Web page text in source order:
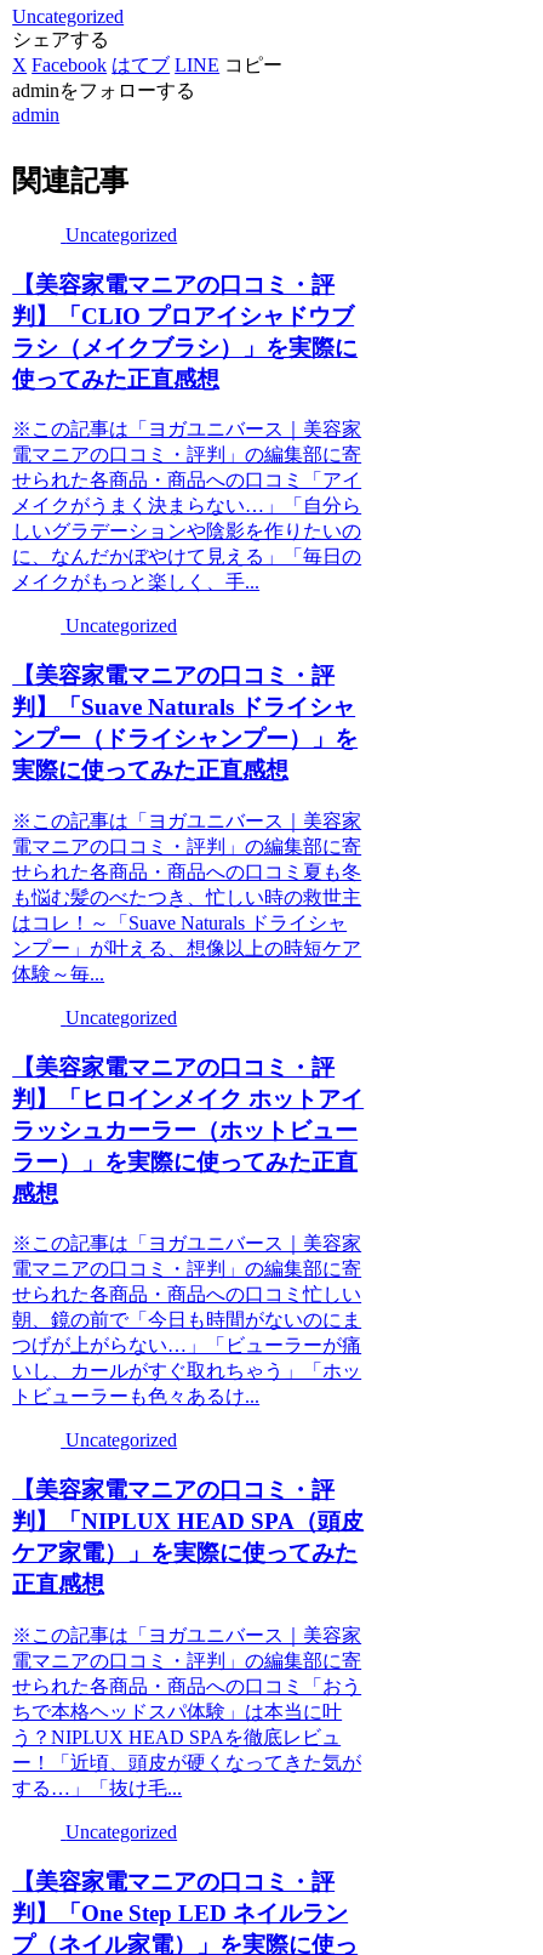
Uncategorized
シェアする
X Facebook はてブ LINE コピー
adminをフォローする
admin
関連記事
Uncategorized
【美容家電マニアの口コミ・評
判】「CLIO プロアイシャドウブ
ラシ（メイクブラシ）」を実際に
使ってみた正直感想
※この記事は「ヨガユニバース｜美容家
電マニアの口コミ・評判」の編集部に寄
せられた各商品・商品への口コミ「アイ
メイクがうまく決まらない…」「自分ら
しいグラデーションや陰影を作りたいの
に、なんだかぼやけて見える」「毎日の
メイクがもっと楽しく、手...
Uncategorized
【美容家電マニアの口コミ・評
判】「Suave Naturals ドライシャ
ンプー（ドライシャンプー）」を
実際に使ってみた正直感想
※この記事は「ヨガユニバース｜美容家
電マニアの口コミ・評判」の編集部に寄
せられた各商品・商品への口コミ夏も冬
も悩む髪のべたつき、忙しい時の救世主
はコレ！～「Suave Naturals ドライシャ
ンプー」が叶える、想像以上の時短ケア
体験～毎...
Uncategorized
【美容家電マニアの口コミ・評
判】「ヒロインメイク ホットアイ
ラッシュカーラー（ホットビュー
ラー）」を実際に使ってみた正直
感想
※この記事は「ヨガユニバース｜美容家
電マニアの口コミ・評判」の編集部に寄
せられた各商品・商品への口コミ忙しい
朝、鏡の前で「今日も時間がないのにま
つげが上がらない…」「ビューラーが痛
いし、カールがすぐ取れちゃう」「ホッ
トビューラーも色々あるけ...
Uncategorized
【美容家電マニアの口コミ・評
判】「NIPLUX HEAD SPA（頭皮
ケア家電）」を実際に使ってみた
正直感想
※この記事は「ヨガユニバース｜美容家
電マニアの口コミ・評判」の編集部に寄
せられた各商品・商品への口コミ「おう
ちで本格ヘッドスパ体験」は本当に叶
う？NIPLUX HEAD SPAを徹底レビュ
ー！「近頃、頭皮が硬くなってきた気が
する…」「抜け毛...
Uncategorized
【美容家電マニアの口コミ・評
判】「One Step LED ネイルラン
プ（ネイル家電）」を実際に使っ